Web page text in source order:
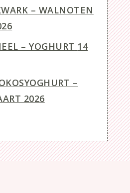
– WALNOTEN
– YOGHURT 14
–
2026